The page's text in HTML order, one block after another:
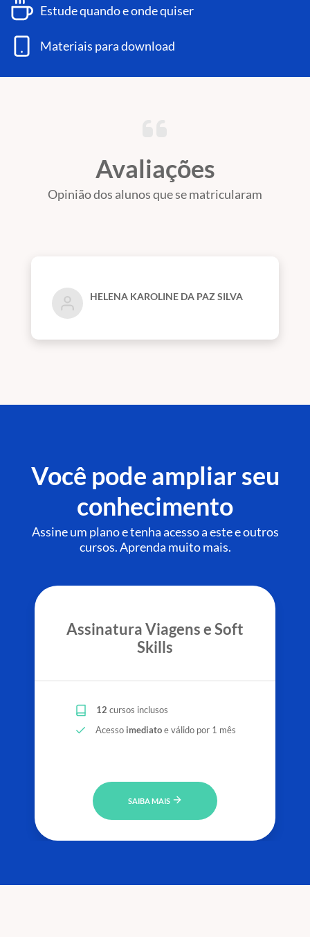
Estude quando e onde quiser
Materiais para download
Avaliações
Opinião dos alunos que se matricularam
HELENA KAROLINE DA PAZ SILVA
Você pode ampliar seu
conhecimento
Assine um plano e tenha acesso a este e outros
cursos. Aprenda muito mais.
Assinatura Viagens e Soft
Skills
12 cursos inclusos
Acesso imediatoe válido por 1 mês
SAIBA MAIS